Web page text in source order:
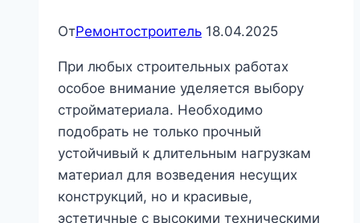
ОтРемонтостроитель 18.04.2025
При любых строительных работах
особое внимание уделяется выбору
стройматериала. Необходимо
подобрать не только прочный
устойчивый к длительным нагрузкам
материал для возведения несущих
конструкций, но и красивые,
эстетичные с высокими техническими